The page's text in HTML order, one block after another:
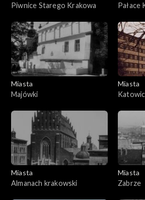
Piwnice Starego Krakowa
Pałace
Miasta
Majówki
Miasta
Miasta
Almanach krakowski
Miasta
Zabrze